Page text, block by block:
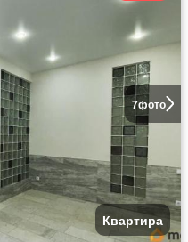
7фото
Квартира